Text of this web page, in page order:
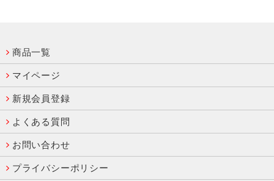
商品一覧
マイページ
新規会員登録
よくある質問
お問い合わせ
プライバシーポリシー